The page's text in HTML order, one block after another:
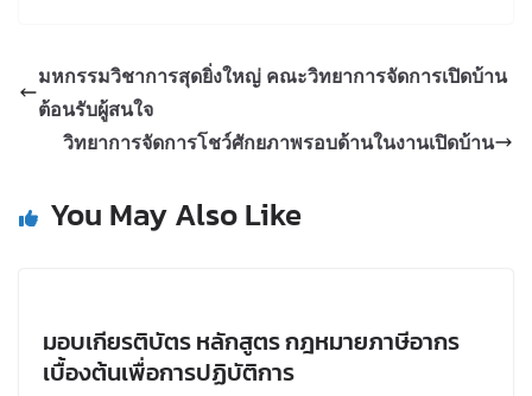
มหกรรมวิชาการสุดยิ่งใหญ่ คณะวิทยาการจัดการเปิดบ้าน
ต้อนรับผู้สนใจ
วิทยาการจัดการโชว์ศักยภาพรอบด้านในงานเปิดบ้าน
You May Also Like
มอบเกียรติบัตร หลักสูตร กฎหมายภาษีอากร
เบื้องต้นเพื่อการปฏิบัติการ